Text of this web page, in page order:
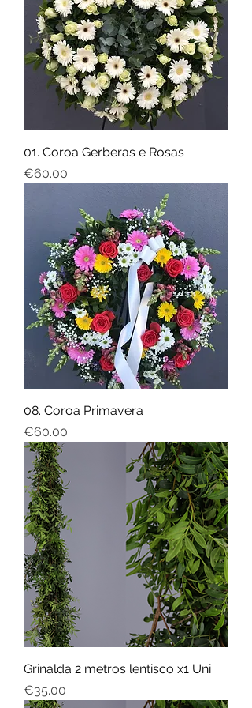
01. Coroa Gerberas e Rosas
Price
€60.00
08. Coroa Primavera
Price
€60.00
Grinalda 2 metros lentisco x1 Uni
Price
€35.00